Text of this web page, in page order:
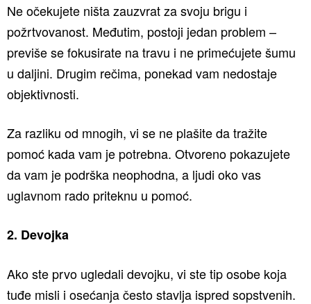
Ne očekujete ništa zauzvrat za svoju brigu i
požrtvovanost. Međutim, postoji jedan problem –
previše se fokusirate na travu i ne primećujete šumu
u daljini. Drugim rečima, ponekad vam nedostaje
objektivnosti.
Za razliku od mnogih, vi se ne plašite da tražite
pomoć kada vam je potrebna. Otvoreno pokazujete
da vam je podrška neophodna, a ljudi oko vas
uglavnom rado priteknu u pomoć.
2. Devojka
Ako ste prvo ugledali devojku, vi ste tip osobe koja
tuđe misli i osećanja često stavlja ispred sopstvenih.